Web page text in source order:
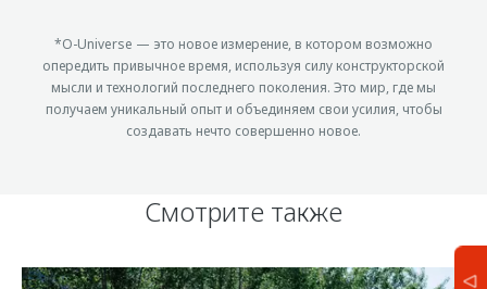
*O-Universe — это новое измерение, в котором возможно
опередить привычное время, используя силу конструкторской
мысли и технологий последнего поколения. Это мир, где мы
получаем уникальный опыт и объединяем свои усилия, чтобы
создавать нечто совершенно новое.
Смотрите также